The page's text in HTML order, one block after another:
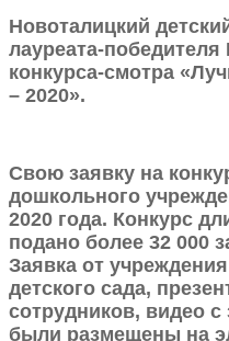
Новоталицкий
лауреата-победителя
конкурса-смотра
– 2020».
Свою заявку на
дошкольного
2020 года. Конкурс
подано более 32 000
Заявка от
детского сада,
сотрудников, видео
были размещены на